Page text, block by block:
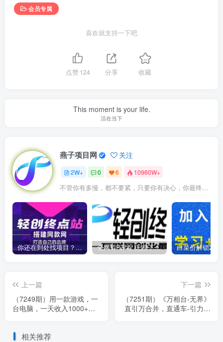
会员专属
喜欢就支持一下吧
点赞124 分享 收藏
This moment is your life.
活在当下
燕子项目网 关注
2W+ 0 6 10960W+
不管你有多慢，都不要紧，只要你有决心，你最终都会到达想去的地方
你还在到处找项目？还在当韭菜？我靠卖项目一个月收入5万+，曾经我也是个失败者。 全网VIP课程 无损下载~
上一篇
（7249期）用一款游戏，一
台电脑，一天收入1000+，
下一篇
（7251期）《万相台-无界》
直引万合并，直通车-引力魔
相关推荐